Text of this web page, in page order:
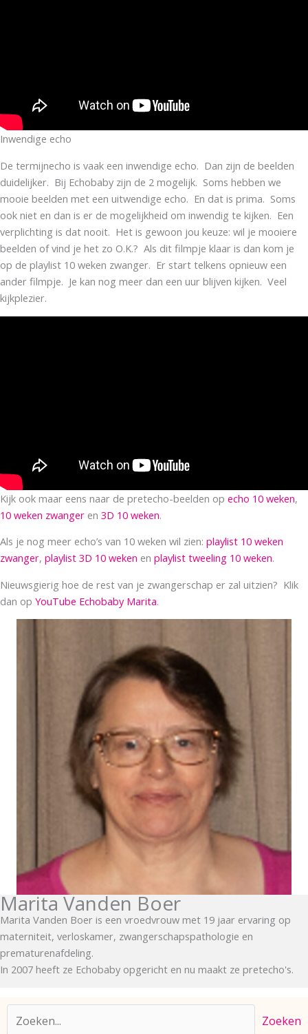
Inwendige echo
De termijnecho is vaak een inwendige echo. Dan zijn de beelden
duidelijker. Bij Echobaby zijn de 2 mogelijk. Soms hebben we
mooie beelden met een uitwendige echo. En dat is prima. Soms
ook niet en dan is er de mogelijkheid om inwendig te kijken. Een
verplichting is dat nooit. Het is gewoon jou keuze: wil je mooiere
beelden of vind je het zo O.K.? Als dit filmpje klaar is dan kom je
op de playlist 10 weken zwanger. Er start telkens opnieuw een
ander filmpje. Je kan nog meer dan een uur blijven kijken. Veel
kijkplezier.
Kijk ook maar eens naar de pretecho-beelden op echo 10 weken,
10 weken zwanger en 3D 10 weken.
Als je nog meer echo’s van 10 weken wil zien: playlist 10 weken
zwanger, playlist 3D 10 weken en playlist tweeling 10 weken.
Nieuwsgierig hoe de rest van je zwangerschap er zal uitzien? Klik
dan op YouTube Echobaby Marita.
Marita Vanden Boer
Marita Vanden Boer is een vroedvrouw met 19 jaar ervaring op
materniteit, verloskamer, zwangerschapspathologie en
prematurenafdeling.
In 2007 heeft ze Echobaby opgericht en nu maakt ze pretecho's.
Zoeken